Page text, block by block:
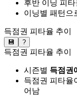
후반 이닝 피
이닝별 패턴으
득점권 피타율 추이
💾 ?
득점권 피타율 추이
시즌별 득점권
득점권 피타율
어남